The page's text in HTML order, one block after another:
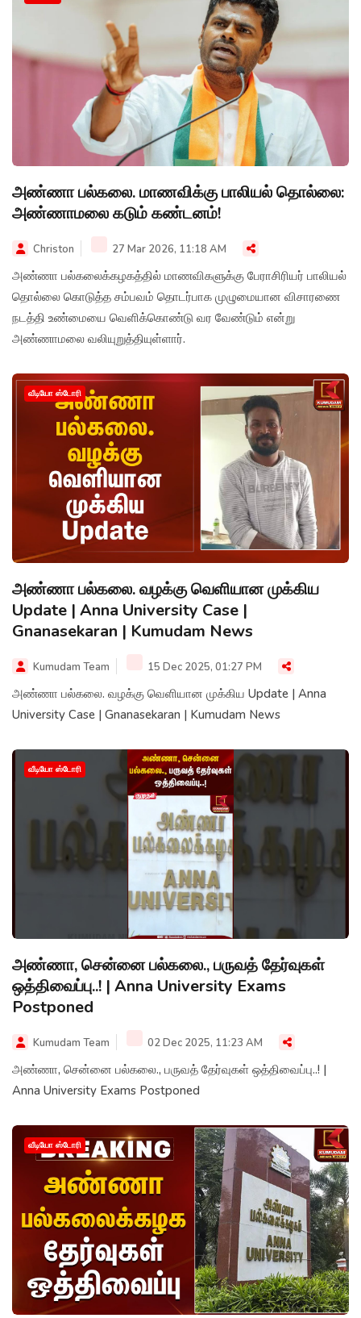
அண்ணா பல்கலை. மாணவிக்கு பாலியல் தொல்லை:
அண்ணாமலை கடும் கண்டனம்!
Christon 27 Mar 2026, 11:18 AM
அண்ணா பல்கலைக்கழகத்தில் மாணவிகளுக்கு பேராசிரியர் பாலியல்
தொல்லை கொடுத்த சம்பவம் தொடர்பாக முழுமையான விசாரணை
நடத்தி உண்மையை வெளிக்கொண்டு வர வேண்டும் என்று
அண்ணாமலை வலியுறுத்தியுள்ளார்.
வீடியோ ஸ்டோரி
அண்ணா பல்கலை. வழக்கு வெளியான முக்கிய
Update | Anna University Case |
Gnanasekaran | Kumudam News
Kumudam Team 15 Dec 2025, 01:27 PM
அண்ணா பல்கலை. வழக்கு வெளியான முக்கிய Update | Anna
University Case | Gnanasekaran | Kumudam News
வீடியோ ஸ்டோரி
அண்ணா, சென்னை பல்கலை., பருவத் தேர்வுகள்
ஒத்திவைப்பு..! | Anna University Exams
Postponed
Kumudam Team 02 Dec 2025, 11:23 AM
அண்ணா, சென்னை பல்கலை., பருவத் தேர்வுகள் ஒத்திவைப்பு..! |
Anna University Exams Postponed
வீடியோ ஸ்டோரி